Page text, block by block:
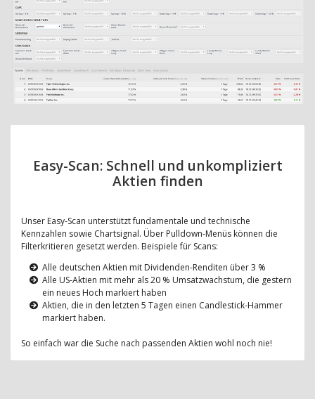
Easy-Scan: Schnell und unkompliziert
Aktien finden
Unser Easy-Scan unterstützt fundamentale und technische
Kennzahlen sowie Chartsignal. Über Pulldown-Menüs können die
Filterkritieren gesetzt werden. Beispiele für Scans:
Alle deutschen Aktien mit Dividenden-Renditen über 3 %
Alle US-Aktien mit mehr als 20 % Umsatzwachstum, die gestern
ein neues Hoch markiert haben
Aktien, die in den letzten 5 Tagen einen Candlestick-Hammer
markiert haben.
So einfach war die Suche nach passenden Aktien wohl noch nie!